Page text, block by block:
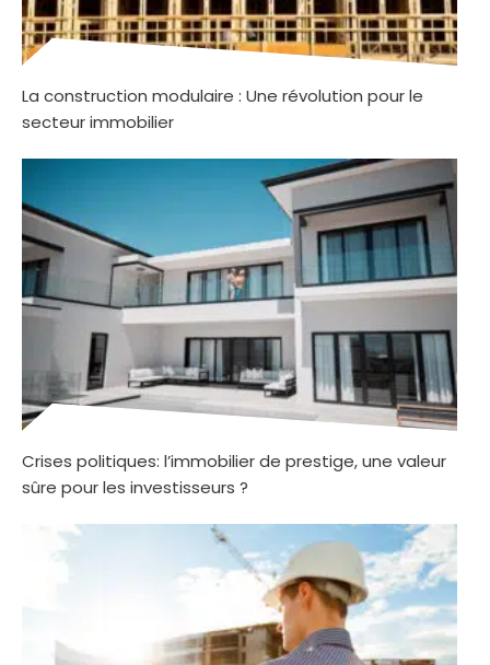
La construction modulaire : Une révolution pour le
secteur immobilier
Crises politiques: l’immobilier de prestige, une valeur
sûre pour les investisseurs ?